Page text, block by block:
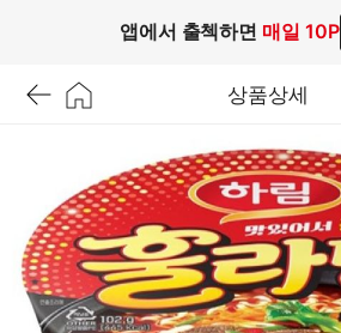
앱에서 출첵하면 매일 10P
상품상세